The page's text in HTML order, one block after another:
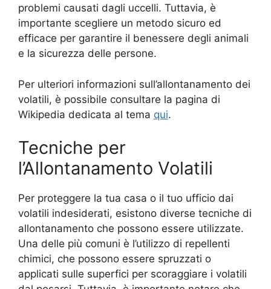
problemi causati dagli uccelli. Tuttavia, è
importante scegliere un metodo sicuro ed
efficace per garantire il benessere degli animali
e la sicurezza delle persone.
Per ulteriori informazioni sull’allontanamento dei
volatili, è possibile consultare la pagina di
Wikipedia dedicata al tema qui.
Tecniche per
l’Allontanamento Volatili
Per proteggere la tua casa o il tuo ufficio dai
volatili indesiderati, esistono diverse tecniche di
allontanamento che possono essere utilizzate.
Una delle più comuni è l’utilizzo di repellenti
chimici, che possono essere spruzzati o
applicati sulle superfici per scoraggiare i volatili